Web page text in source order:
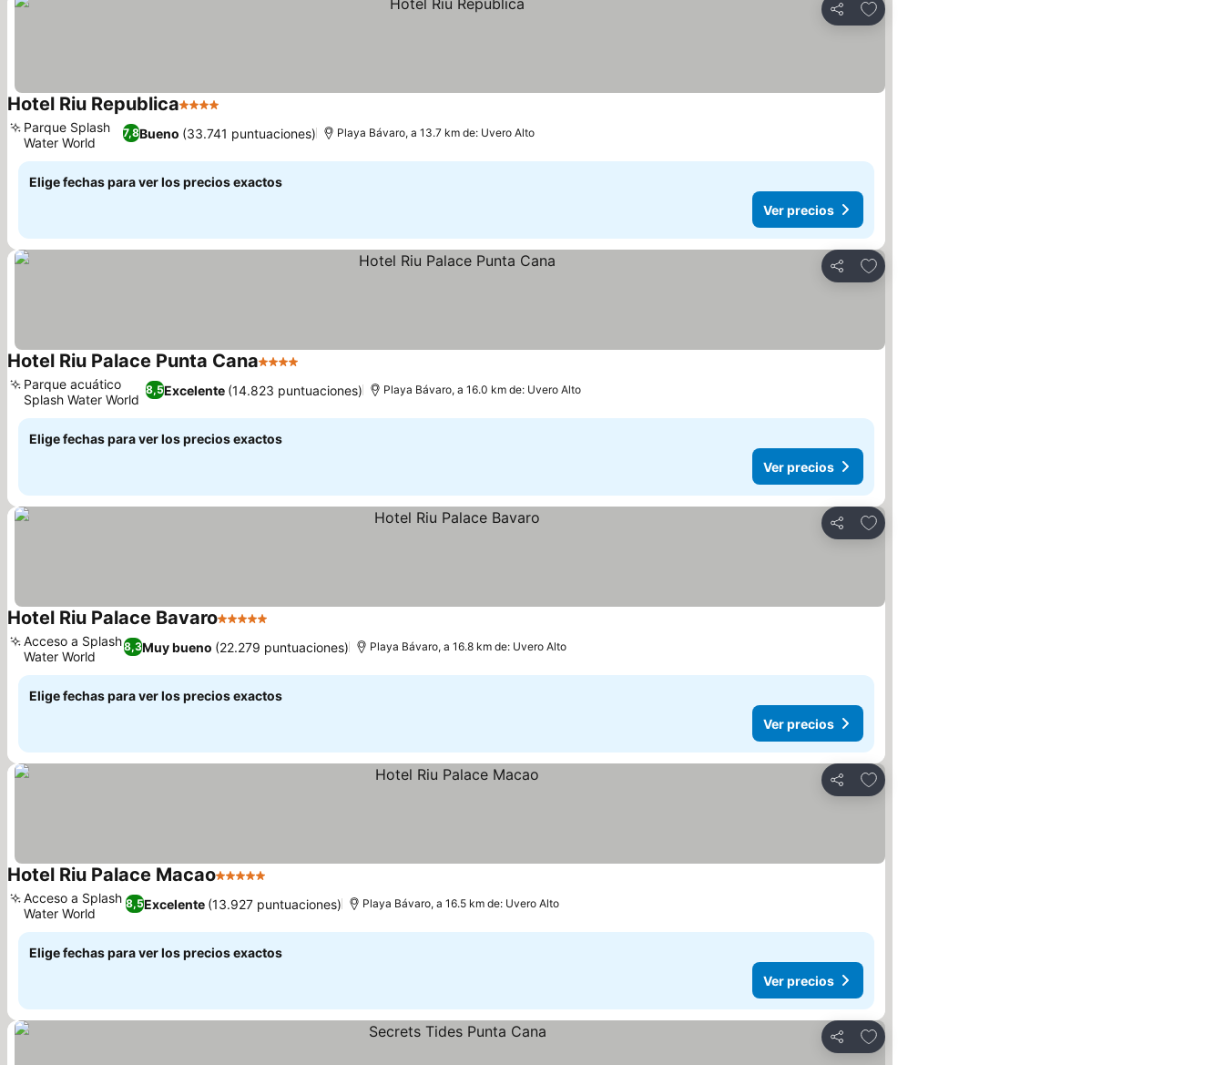
Compartir
Agregar a favoritos
Hotel Riu Republica4 Estrellas
7,8Bueno (33.741 puntuaciones)
Parque Splash
Water World
Playa Bávaro, a 13.7 km de: Uvero Alto
Elige fechas para ver los precios exactos
Ver precios
Compartir
Agregar a favoritos
Hotel Riu Palace Punta Cana4 Estrellas
8,5Excelente (14.823 puntuaciones)
Parque acuático
Splash Water World
Playa Bávaro, a 16.0 km de: Uvero Alto
Elige fechas para ver los precios exactos
Ver precios
Compartir
Agregar a favoritos
Hotel Riu Palace Bavaro5 Estrellas
8,3Muy bueno (22.279 puntuaciones)
Acceso a Splash
Water World
Playa Bávaro, a 16.8 km de: Uvero Alto
Elige fechas para ver los precios exactos
Ver precios
Compartir
Agregar a favoritos
Hotel Riu Palace Macao5 Estrellas
8,5Excelente (13.927 puntuaciones)
Acceso a Splash
Water World
Playa Bávaro, a 16.5 km de: Uvero Alto
Elige fechas para ver los precios exactos
Ver precios
Compartir
Agregar a favoritos